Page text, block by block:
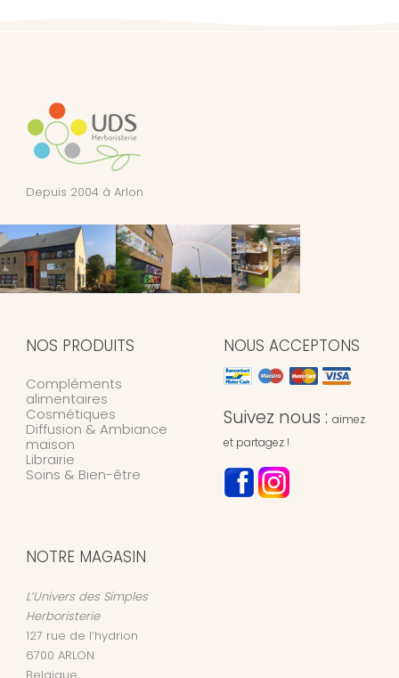
Depuis 2004 à Arlon
NOS PRODUITS
Compléments
alimentaires
Cosmétiques
Diffusion & Ambiance
maison
Librairie
Soins & Bien-être
NOUS ACCEPTONS
Suivez nous : aimez
et partagez !
NOTRE MAGASIN
L’Univers des Simples
Herboristerie
127 rue de l’hydrion
6700 ARLON